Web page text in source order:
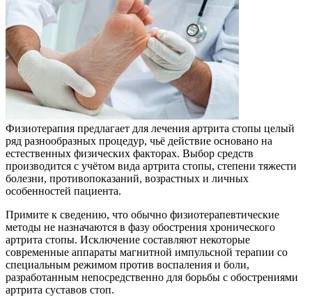
Физиотерапия предлагает для лечения артрита стопы целый
ряд разнообразных процедур, чьё действие основано на
естественных физических факторах. Выбор средств
производится с учётом вида артрита стопы, степени тяжести
болезни, противопоказаний, возрастных и личных
особенностей пациента.
Примите к сведению, что обычно физиотерапевтические
методы не назначаются в фазу обострения хронического
артрита стопы. Исключение составляют некоторые
современные аппараты магнитной импульсной терапии со
специальным режимом против воспаления и боли,
разработанным непосредственно для борьбы с обострениями
артрита суставов стоп.